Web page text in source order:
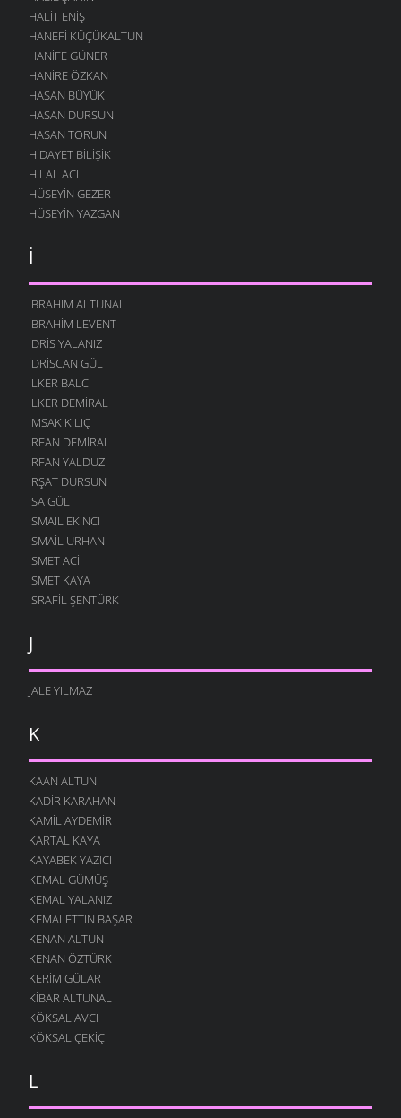
HALIT ENIŞ
HANEFI KÜÇÜKALTUN
HANIFE GÜNER
HANIRE ÖZKAN
HASAN BÜYÜK
HASAN DURSUN
HASAN TORUN
HIDAYET BILIŞIK
HILAL ACI
HÜSEYIN GEZER
HÜSEYIN YAZGAN
İ
İBRAHIM ALTUNAL
İBRAHIM LEVENT
İDRIS YALANIZ
IDRISCAN GÜL
İLKER BALCI
İLKER DEMIRAL
İMSAK KILIÇ
İRFAN DEMIRAL
İRFAN YALDUZ
İRŞAT DURSUN
ISA GÜL
ISMAIL EKINCI
İSMAIL URHAN
İSMET ACI
ISMET KAYA
İSRAFIL ŞENTÜRK
J
JALE YILMAZ
K
KAAN ALTUN
KADIR KARAHAN
KAMIL AYDEMIR
KARTAL KAYA
KAYABEK YAZICI
KEMAL GÜMÜŞ
KEMAL YALANIZ
KEMALETTIN BAŞAR
KENAN ALTUN
KENAN ÖZTÜRK
KERIM GÜLAR
KIBAR ALTUNAL
KÖKSAL AVCI
KÖKSAL ÇEKIÇ
L